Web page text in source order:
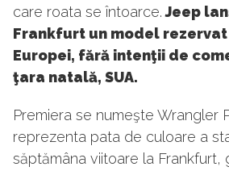
care roata se întoarce.Jeep
Frankfurt un model
Europei, fără intenţii de
ţara natală, SUA.
Premiera se numeşte Wrangler
reprezenta pata de culoare a
săptămâna viitoare la Frankfurt,